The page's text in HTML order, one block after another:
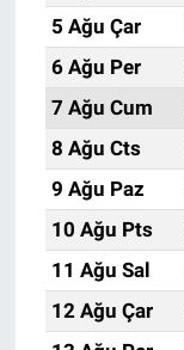
5 Ağu Çar
6 Ağu Per
7 Ağu Cum
8 Ağu Cts
9 Ağu Paz
10 Ağu Pts
11 Ağu Sal
12 Ağu Çar